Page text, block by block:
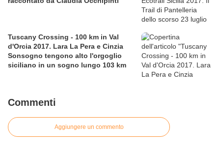
Tuscany Crossing - 100 km in Val
d'Orcia 2017. Lara La Pera e Cinzia
Sonsogno tengono alto l'orgoglio
siciliano in un sogno lungo 103 km
Commenti
Aggiungere un commento